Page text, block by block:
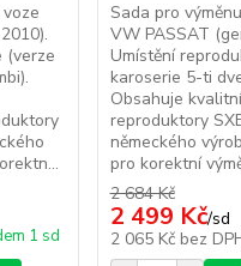
(verze
1 sd
Sada pro
VW PASSAT
Umístění
karoserie 5-ti
Obsahuje
reproduktory
německého
pro korektní
2 684 Kč
2 499 Kč/sd
2 065 Kč bez